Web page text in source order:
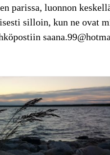
parissa, luonnon
silloin, kun ne ovat